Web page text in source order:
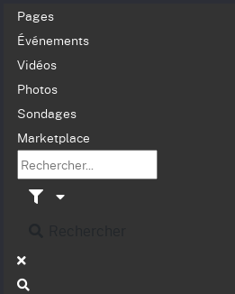
Pages
Événements
Vidéos
Photos
Sondages
Marketplace